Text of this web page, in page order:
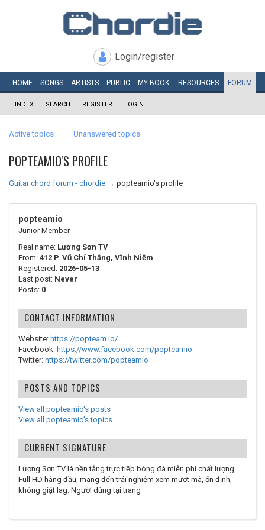
Login/register
HOME SONGS ARTISTS PUBLIC MY BOOK RESOURCES FORUM
INDEX SEARCH REGISTER LOGIN
Active topics Unanswered topics
POPTEAMIO'S PROFILE
Guitar chord forum - chordie → popteamio's profile
popteamio
Junior Member
Real name: Lương Sơn TV
From: 412 P. Vũ Chí Thắng, Vĩnh Niệm
Registered: 2026-05-13
Last post: Never
Posts: 0
CONTACT INFORMATION
Website: https://popteam.io/
Facebook: https://www.facebook.com/popteamio
Twitter: https://twitter.com/popteamio
POSTS AND TOPICS
View all popteamio's posts
View all popteamio's topics
CURRENT SIGNATURE
Lương Sơn TV là nền tảng trực tiếp bóng đá miễn phí chất lượng
Full HD hàng đầu, mang đến trải nghiệm xem mượt mà, ổn định,
không giật lag. Người dùng tại trang